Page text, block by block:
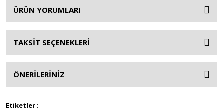
ÜRÜN YORUMLARI
TAKSİT SEÇENEKLERİ
ÖNERİLERİNİZ
Etiketler :